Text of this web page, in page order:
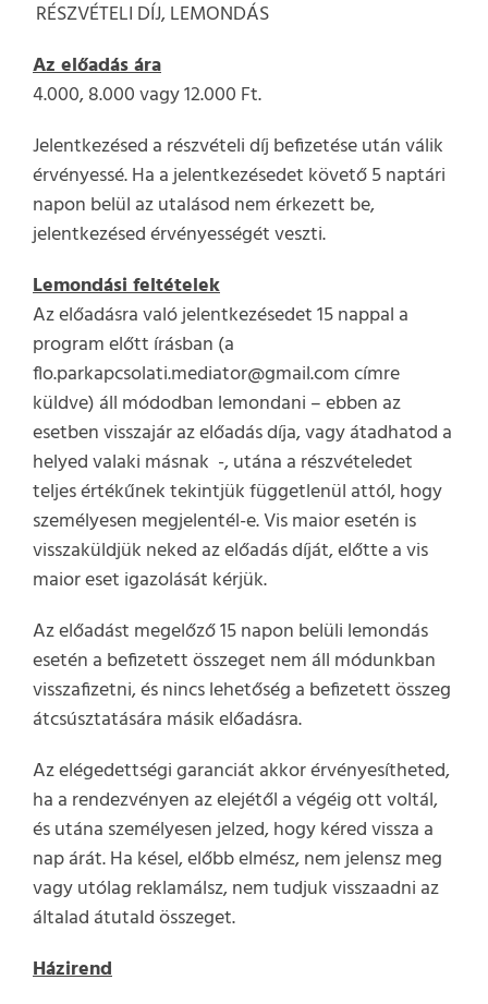
KihagyásRÉSZVÉTELI DÍJ, LEMONDÁS
Az előadás ára
4.000, 8.000 vagy 12.000 Ft.
Jelentkezésed a részvételi díj befizetése után válik
érvényessé. Ha a jelentkezésedet követő 5 naptári
napon belül az utalásod nem érkezett be,
jelentkezésed érvényességét veszti.
Lemondási feltételek
Az előadásra való jelentkezésedet 15 nappal a
program előtt írásban (a
flo.parkapcsolati.mediator@gmail.com címre
küldve) áll módodban lemondani – ebben az
esetben visszajár az előadás díja, vagy átadhatod a
helyed valaki másnak -, utána a részvételedet
teljes értékűnek tekintjük függetlenül attól, hogy
személyesen megjelentél-e. Vis maior esetén is
visszaküldjük neked az előadás díját, előtte a vis
maior eset igazolását kérjük.
Az előadást megelőző 15 napon belüli lemondás
esetén a befizetett összeget nem áll módunkban
visszafizetni, és nincs lehetőség a befizetett összeg
átcsúsztatására másik előadásra.
Az elégedettségi garanciát akkor érvényesítheted,
ha a rendezvényen az elejétől a végéig ott voltál,
és utána személyesen jelzed, hogy kéred vissza a
nap árát. Ha késel, előbb elmész, nem jelensz meg
vagy utólag reklamálsz, nem tudjuk visszaadni az
általad átutald összeget.
Házirend